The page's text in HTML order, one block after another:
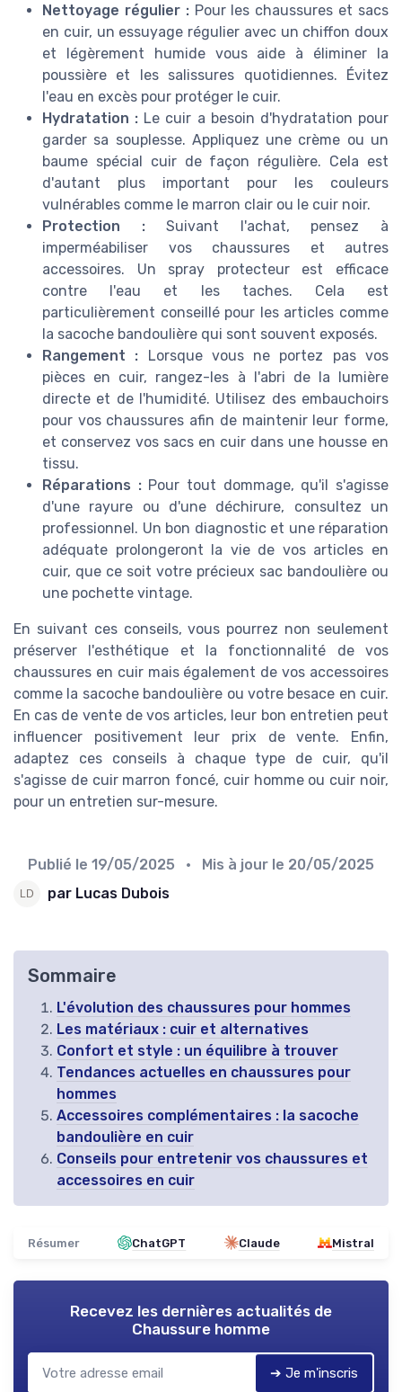
Nettoyage régulier :Pour les chaussures et sacs
en cuir, un essuyage régulier avec un chiffon doux
et légèrement humide vous aide à éliminer la
poussière et les salissures quotidiennes. Évitez
l'eau en excès pour protéger le cuir.
Hydratation : Le cuir a besoin d'hydratation pour
garder sa souplesse. Appliquez une crème ou un
baume spécial cuir de façon régulière. Cela est
d'autant plus important pour les couleurs
vulnérables comme le marron clair ou le cuir noir.
Protection :Suivant l'achat, pensez à
imperméabiliser vos chaussures et autres
accessoires. Un spray protecteur est efficace
contre l'eau et les taches. Cela est
particulièrement conseillé pour les articles comme
la sacoche bandoulière qui sont souvent exposés.
Rangement : Lorsque vous ne portez pas vos
pièces en cuir, rangez-les à l'abri de la lumière
directe et de l'humidité. Utilisez des embauchoirs
pour vos chaussures afin de maintenir leur forme,
et conservez vos sacs en cuir dans une housse en
tissu.
Réparations :Pour tout dommage, qu'il s'agisse
d'une rayure ou d'une déchirure, consultez un
professionnel. Un bon diagnostic et une réparation
adéquate prolongeront la vie de vos articles en
cuir, que ce soit votre précieux sac bandoulière ou
une pochette vintage.
En suivant ces conseils, vous pourrez non seulement
préserver l'esthétique et la fonctionnalité de vos
chaussures en cuir mais également de vos accessoires
comme la sacoche bandoulière ou votre besace en cuir.
En cas de vente de vos articles, leur bon entretien peut
influencer positivement leur prix de vente. Enfin,
adaptez ces conseils à chaque type de cuir, qu'il
s'agisse de cuir marron foncé, cuir homme ou cuir noir,
pour un entretien sur-mesure.
Publié le 19/05/2025 • Mis à jour le 20/05/2025
par Lucas Dubois
Sommaire
L'évolution des chaussures pour hommes
Les matériaux : cuir et alternatives
Confort et style : un équilibre à trouver
Tendances actuelles en chaussures pour
hommes
Accessoires complémentaires : la sacoche
bandoulière en cuir
Conseils pour entretenir vos chaussures et
accessoires en cuir
Résumer ChatGPT Claude Mistral
Recevez les dernières actualités de
Chaussure homme
➔ Je m'inscris